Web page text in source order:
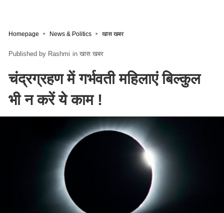
Homepage News & Politics खास खबर
Rashmi in खास खबर
चंद्रग्रहण में गर्भवती महिलाएं बिल्कुल
भी न करें ये काम !